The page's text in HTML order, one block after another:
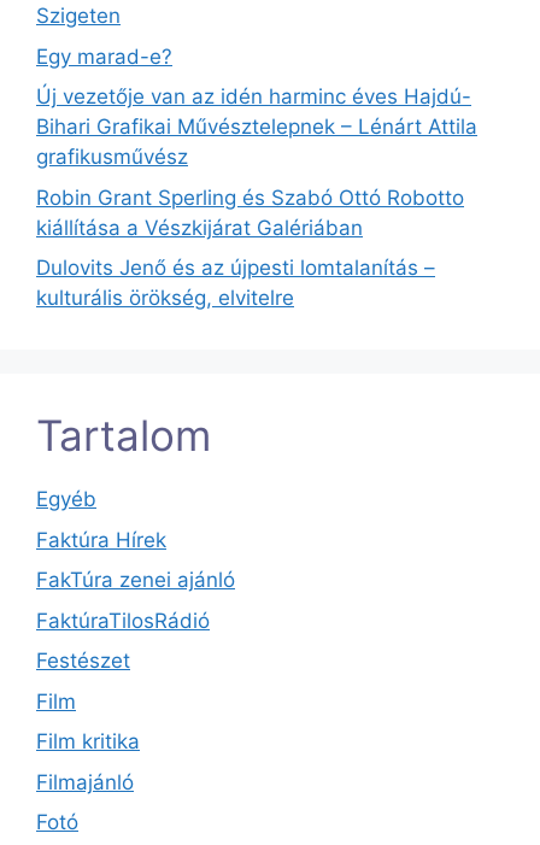
Szigeten
Egy marad-e?
Új vezetője van az idén harminc éves Hajdú-
Bihari Grafikai Művésztelepnek – Lénárt Attila
grafikusművész
Robin Grant Sperling és Szabó Ottó Robotto
kiállítása a Vészkijárat Galériában
Dulovits Jenő és az újpesti lomtalanítás –
kulturális örökség, elvitelre
Tartalom
Egyéb
Faktúra Hírek
FakTúra zenei ajánló
FaktúraTilosRádió
Festészet
Film
Film kritika
Filmajánló
Fotó